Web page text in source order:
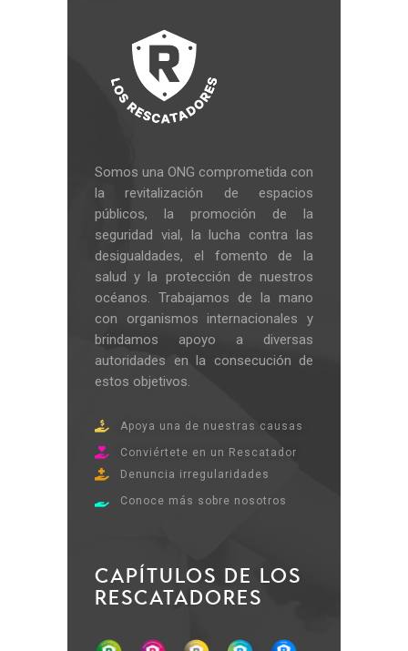
Somos una ONG comprometida con
la revitalización de espacios
públicos, la promoción de la
seguridad vial, la lucha contra las
desigualdades, el fomento de la
salud y la protección de nuestros
océanos. Trabajamos de la mano
con organismos internacionales y
brindamos apoyo a diversas
autoridades en la consecución de
estos objetivos.
Apoya una de nuestras causas
Conviértete en un Rescatador
Denuncia irregularidades
Conoce más sobre nosotros
CAPÍTULOS DE LOS
RESCATADORES